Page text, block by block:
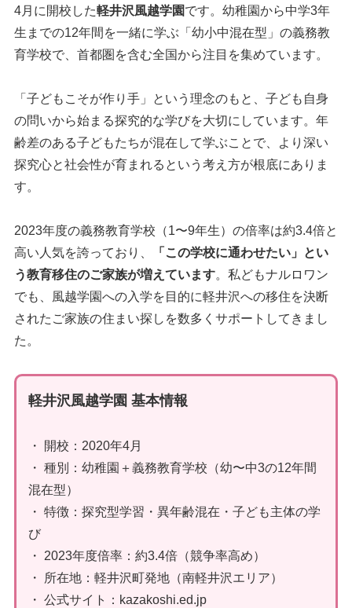
4月に開校した軽井沢風越学園です。幼稚園から中学3年
生までの12年間を一緒に学ぶ「幼小中混在型」の義務教
育学校で、首都圏を含む全国から注目を集めています。
「子どもこそが作り手」という理念のもと、子ども自身
の問いから始まる探究的な学びを大切にしています。年
齢差のある子どもたちが混在して学ぶことで、より深い
探究心と社会性が育まれるという考え方が根底にありま
す。
2023年度の義務教育学校（1〜9年生）の倍率は約3.4倍と
高い人気を誇っており、
「この学校に通わせたい」とい
う教育移住のご家族が増えています。私どもナルロワン
でも、風越学園への入学を目的に軽井沢への移住を決断
されたご家族の住まい探しを数多くサポートしてきまし
た。
軽井沢風越学園 基本情報
・ 開校：2020年4月
・ 種別：幼稚園＋義務教育学校（幼〜中3の12年間
混在型）
・ 特徴：探究型学習・異年齢混在・子ども主体の学
び
・ 2023年度倍率：約3.4倍（競争率高め）
・ 所在地：軽井沢町発地（南軽井沢エリア）
・ 公式サイト：kazakoshi.ed.jp